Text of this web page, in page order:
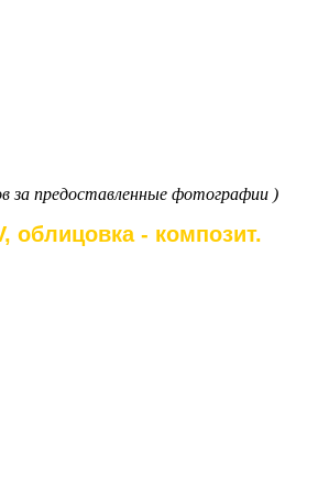
за предоставленные фотографии )
облицовка - композит.